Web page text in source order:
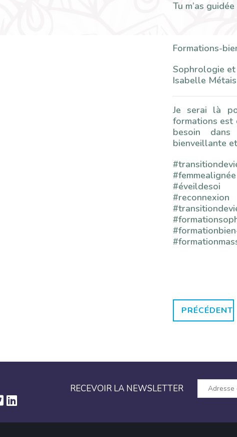
Tu m’as
Formations-
Sophrologie et
Isabelle
Je serai là
formations est
besoin
bienveillante
#femmealignée
#éveildesoi
#reconnexion
PRÉCÉDENT
RECEVOIR LA NEWSLETTER